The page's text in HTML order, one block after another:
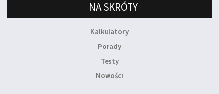
NA SKRÓTY
Kalkulatory
Porady
Testy
Nowości